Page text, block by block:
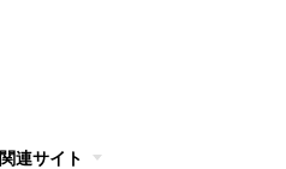
関連サイト